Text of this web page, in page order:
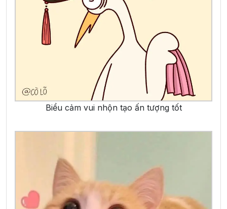
Biểu cảm vui nhộn tạo ấn tượng tốt